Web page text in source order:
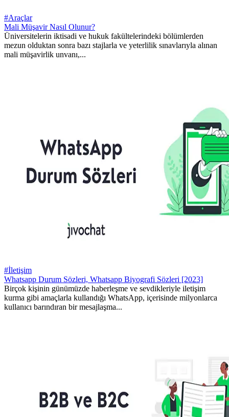
#Araçlar
Mali Müşavir Nasıl Olunur?
Üniversitelerin iktisadi ve hukuk fakültelerindeki bölümlerden
mezun olduktan sonra bazı stajlarla ve yeterlilik sınavlarıyla alınan
mali müşavirlik unvanı,...
#İletişim
Whatsapp Durum Sözleri, Whatsapp Biyografi Sözleri [2023]
Birçok kişinin günümüzde haberleşme ve sevdikleriyle iletişim
kurma gibi amaçlarla kullandığı WhatsApp, içerisinde milyonlarca
kullanıcı barındıran bir mesajlaşma...